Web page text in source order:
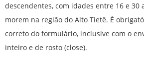
descendentes, com idades entre 16 e 30
morem na região do Alto Tietê. É
correto do formulário, inclusive com o
inteiro e de rosto (close).